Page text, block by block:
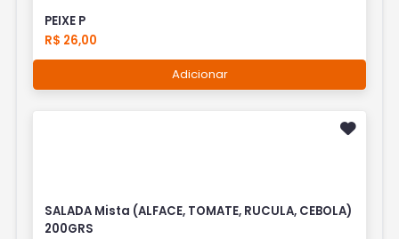
PEIXE P
R$ 26,00
Adicionar
SALADA Mista (ALFACE, TOMATE, RUCULA, CEBOLA)
200GRS